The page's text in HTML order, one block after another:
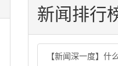
新闻排行
【新闻深一度】